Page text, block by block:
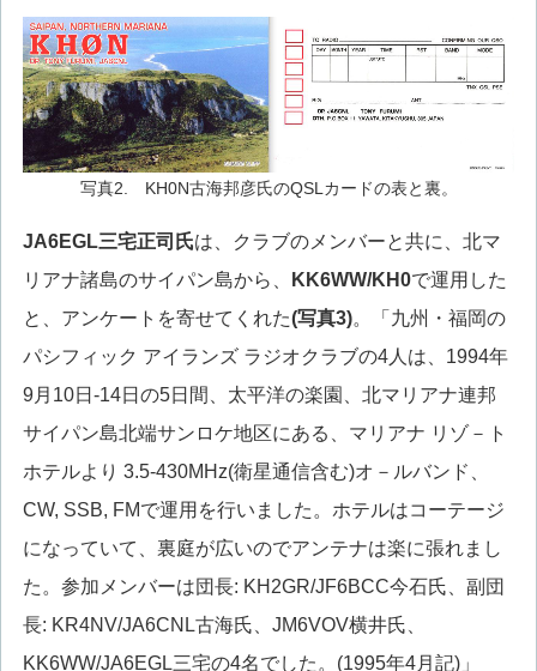
写真2. KH0N古海邦彦氏のQSLカードの表と裏。
JA6EGL三宅正司氏は、クラブのメンバーと共に、北マ
リアナ諸島のサイパン島から、
KK6WW/KH0で運用した
と、アンケートを寄せてくれた(写真3)。「九州・福岡の
パシフィック アイランズ ラジオクラブの4人は、1994年
9月10日-14日の5日間、太平洋の楽園、北マリアナ連邦
サイパン島北端サンロケ地区にある、マリアナ リゾ－ト
ホテルより 3.5-430MHz(衛星通信含む)オ－ルバンド、
CW, SSB, FMで運用を行いました。ホテルはコーテージ
になっていて、裏庭が広いのでアンテナは楽に張れまし
た。参加メンバーは団長: KH2GR/JF6BCC今石氏、副団
長: KR4NV/JA6CNL古海氏、JM6VOV横井氏、
KK6WW/JA6EGL三宅の4名でした。(1995年4月記)」